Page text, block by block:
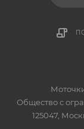
Общество с
125047,